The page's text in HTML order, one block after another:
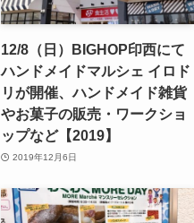
12/8（日）BIGHOP印西にて
ハンドメイドマルシェ イロド
リが開催、ハンドメイド雑貨
やお菓子の販売・ワークショ
ップなど【2019】
2019年12月6日